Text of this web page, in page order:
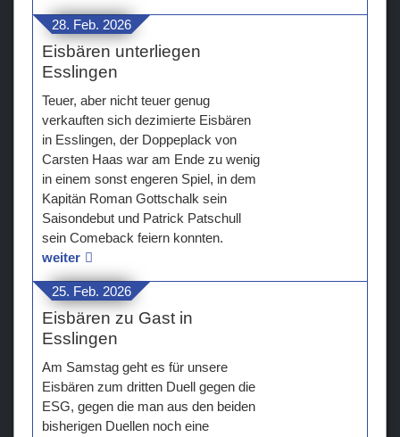
28. Feb. 2026
Eisbären unterliegen
Esslingen
Teuer, aber nicht teuer genug
verkauften sich dezimierte Eisbären
in Esslingen, der Doppeplack von
Carsten Haas war am Ende zu wenig
in einem sonst engeren Spiel, in dem
Kapitän Roman Gottschalk sein
Saisondebut und Patrick Patschull
sein Comeback feiern konnten.
weiter
25. Feb. 2026
Eisbären zu Gast in
Esslingen
Am Samstag geht es für unsere
Eisbären zum dritten Duell gegen die
ESG, gegen die man aus den beiden
bisherigen Duellen noch eine